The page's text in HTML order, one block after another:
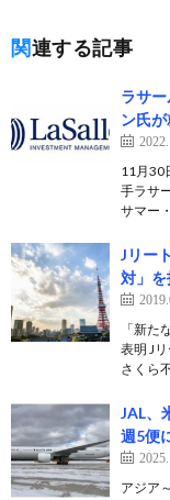
関連する記事
ラサ
ン氏
11月30
手ラサ
サマー
Jリー
対」
「新た
表明 J
さくら
JAL、
週5便
アジア